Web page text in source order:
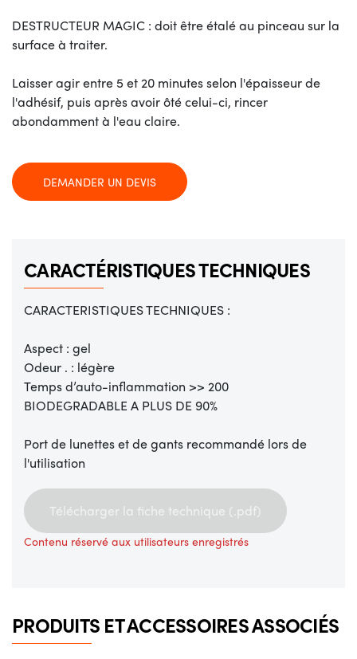
DESTRUCTEUR MAGIC : doit être étalé au pinceau sur la
surface à traiter.
Laisser agir entre 5 et 20 minutes selon l'épaisseur de
l'adhésif, puis après avoir ôté celui-ci, rincer
abondamment à l'eau claire.
DEMANDER UN DEVIS
CARACTÉRISTIQUES TECHNIQUES
CARACTERISTIQUES TECHNIQUES :
Aspect : gel
Odeur . : légère
Temps d’auto-inflammation >> 200
BIODEGRADABLE A PLUS DE 90%
Port de lunettes et de gants recommandé lors de
l'utilisation
Télécharger la fiche technique (.pdf)
Contenu réservé aux utilisateurs enregistrés
PRODUITS ET ACCESSOIRES ASSOCIÉS